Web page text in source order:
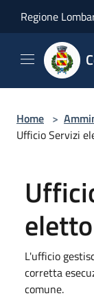
Regione
Home >
Ufficio Servizi
L'ufficio
corretta
comune.